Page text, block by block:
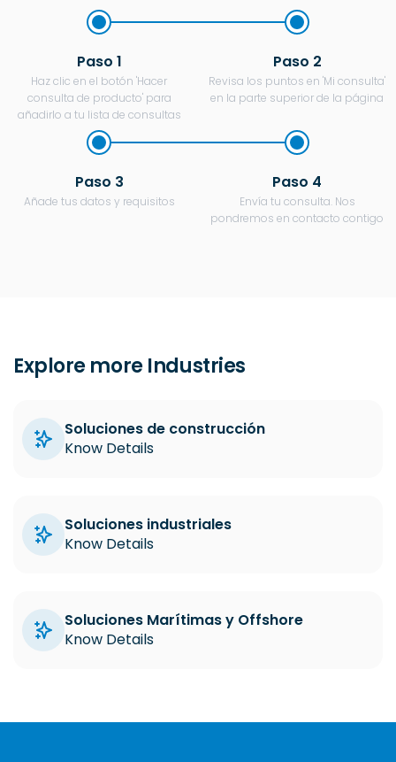
Paso 1
Haz clic en el botón 'Hacer
consulta de producto' para
añadirlo a tu lista de consultas
Paso 2
Revisa los puntos en 'Mi consulta'
en la parte superior de la página
Paso 3
Añade tus datos y requisitos
Paso 4
Envía tu consulta. Nos
pondremos en contacto contigo
Explore more Industries
Soluciones de construcción
Know Details
Soluciones industriales
Know Details
Soluciones Marítimas y Offshore
Know Details